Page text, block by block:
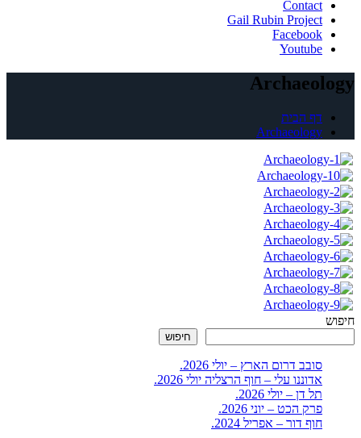
Contact
Gail Rubin Project
Facebook
Youtube
Archaeology
דף הבית
Archaeology
חיפוש
חיפוש
סובב דרום הארץ – יולי 2026.
אדוננו עלי – חוף הרצליה יולי 2026.
תל דן – יולי 2026.
פרק הכט – יוני 2026.
חוף דור – אפריל 2024.